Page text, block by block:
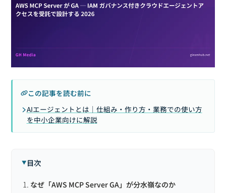
この記事を読む前に
AIエージェントとは｜仕組み・作り方・業務での使い方
を中小企業向けに解説
目次
なぜ「AWS MCP Server GA」が分水嶺なのか